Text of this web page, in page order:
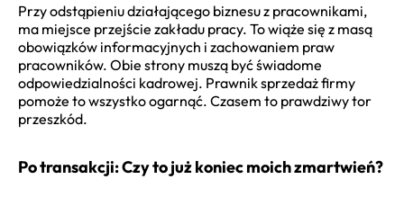
Przy odstąpieniu działającego biznesu z pracownikami,
ma miejsce przejście zakładu pracy. To wiąże się z masą
obowiązków informacyjnych i zachowaniem praw
pracowników. Obie strony muszą być świadome
odpowiedzialności kadrowej. Prawnik sprzedaż firmy
pomoże to wszystko ogarnąć. Czasem to prawdziwy tor
przeszkód.
Po transakcji: Czy to już koniec moich zmartwień?